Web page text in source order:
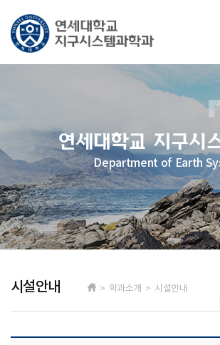
Department of Earth
시설안내 > 학과소개 > 시설안내